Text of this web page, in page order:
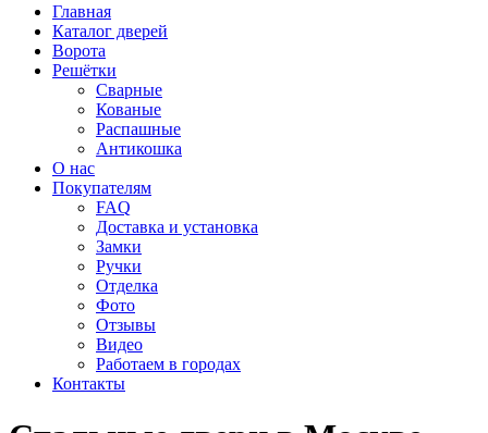
Главная
Каталог дверей
Ворота
Решётки
Сварные
Кованые
Распашные
Антикошка
О нас
Покупателям
FAQ
Доставка и установка
Замки
Ручки
Отделка
Фото
Отзывы
Видео
Работаем в городах
Контакты